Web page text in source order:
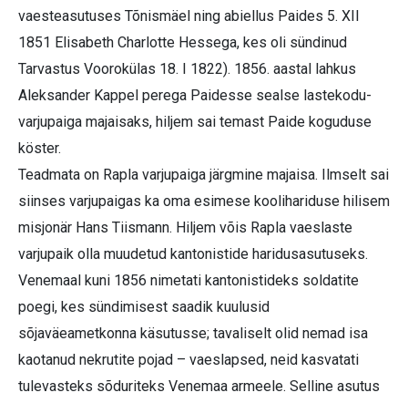
vaesteasutuses Tõnismäel ning abiellus Paides 5. XII
1851 Elisabeth Charlotte Hessega, kes oli sündinud
Tarvastus Voorokülas 18. I 1822). 1856. aastal lahkus
Aleksander Kappel perega Paidesse sealse lastekodu-
varjupaiga majaisaks, hiljem sai temast Paide koguduse
köster.
Teadmata on Rapla varjupaiga järgmine majaisa. Ilmselt sai
siinses varjupaigas ka oma esimese koolihariduse hilisem
misjonär Hans Tiismann. Hiljem võis Rapla vaeslaste
varjupaik olla muudetud kantonistide haridusasutuseks.
Venemaal kuni 1856 nimetati kantonistideks soldatite
poegi, kes sündimisest saadik kuulusid
sõjaväeametkonna käsutusse; tavaliselt olid nemad isa
kaotanud nekrutite pojad – vaeslapsed, neid kasvatati
tulevasteks sõduriteks Venemaa armeele. Selline asutus